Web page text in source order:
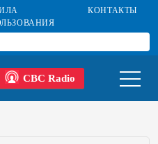
КОНТАКТЫ
CBC Radio